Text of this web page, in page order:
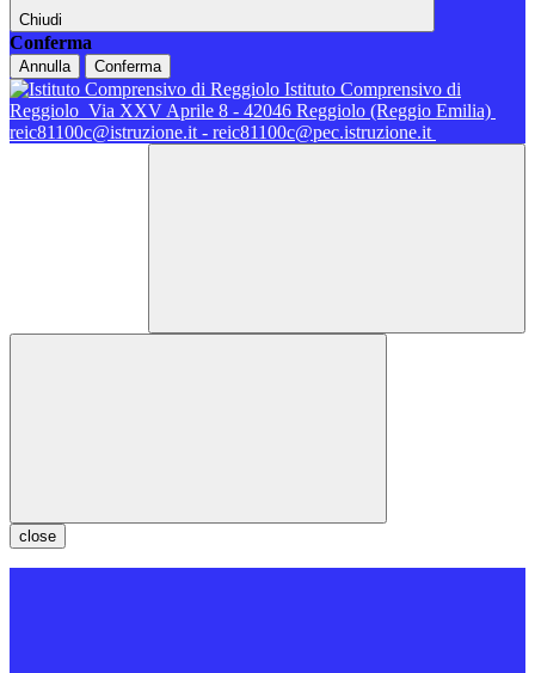
Chiudi
Conferma
Annulla Conferma
Istituto Comprensivo di
Reggiolo Via XXV Aprile 8 - 42046 Reggiolo (Reggio Emilia)
reic81100c@istruzione.it - reic81100c@pec.istruzione.it
close